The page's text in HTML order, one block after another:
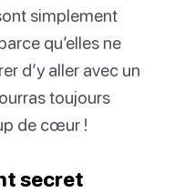
simplement
qu’elles ne
d’y aller avec un
toujours
de cœur !
secret